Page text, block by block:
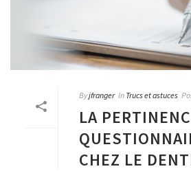
Byjfranger In Trucs et astuces
LA
CHEZ LE